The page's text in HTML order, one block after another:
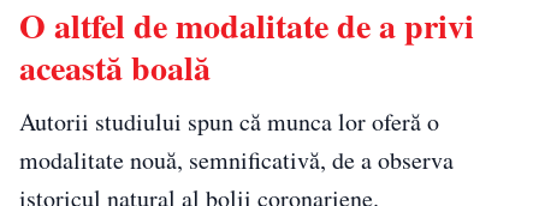
O altfel de modalitate de a privi
această boală
Autorii studiului spun că munca lor oferă o
modalitate nouă, semnificativă, de a observa
istoricul natural al bolii coronariene.